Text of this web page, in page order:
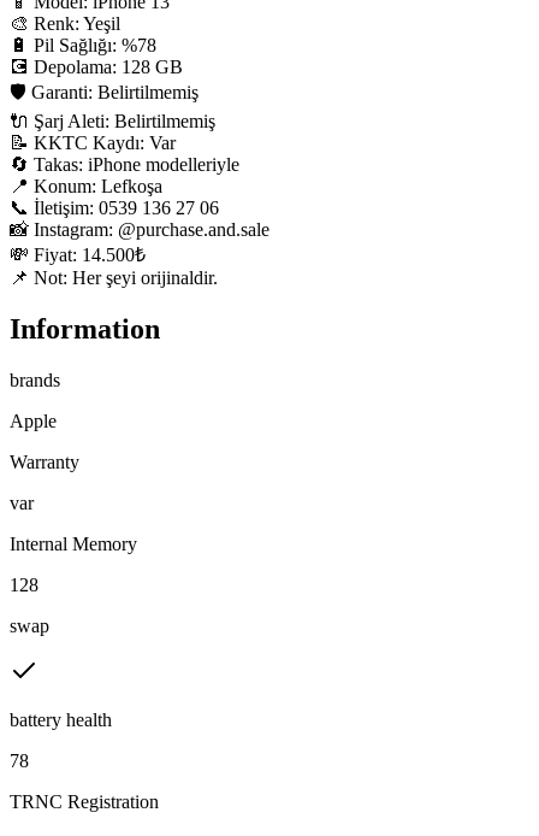
🎨 Renk: Yeşil
🔋 Pil Sağlığı: %78
💽 Depolama: 128 GB
🛡 Garanti: Belirtilmemiş
🔌 Şarj Aleti: Belirtilmemiş
📝 KKTC Kaydı: Var
🔄 Takas: iPhone modelleriyle
📍 Konum: Lefkoşa
📞 İletişim: 0539 136 27 06
📸 Instagram: @purchase.and.sale
💸 Fiyat: 14.500₺
📌 Not: Her şeyi orijinaldir.
Information
brands
Apple
Warranty
var
Internal Memory
128
swap
battery health
78
TRNC Registration